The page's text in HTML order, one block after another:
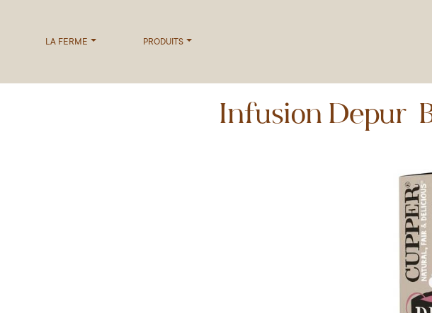
LA FERME PRODUITS
Infusion Depur